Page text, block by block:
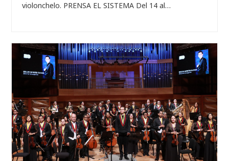
violonchelo. PRENSA EL SISTEMA Del 14 al…